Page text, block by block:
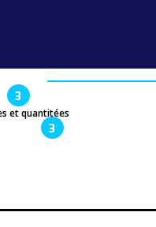
3
et quantitées
3